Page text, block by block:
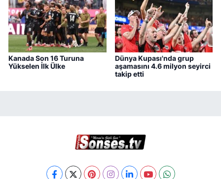
Kanada Son 16 Turuna
Yükselen İlk Ülke
Dünya Kupası'nda grup
aşamasını 4.6 milyon seyirci
takip etti